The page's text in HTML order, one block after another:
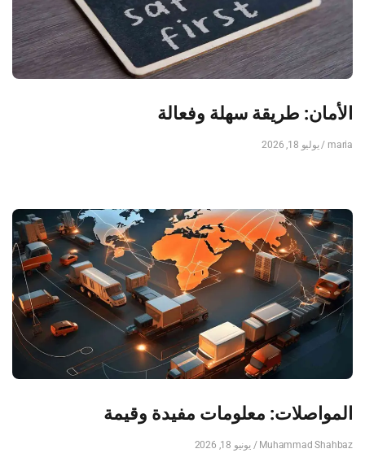
الأمان: طريقة سهلة وفعالة
maria يوليو 18, 2026
المواصلات: معلومات مفيدة وقيمة
Muhammad Shahbaz يونيو 18, 2026